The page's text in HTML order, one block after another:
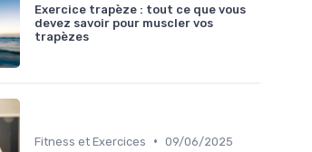
Exercice trapèze : tout ce que vous
devez savoir pour muscler vos
trapèzes
Fitness et Exercices • 09/06/2025